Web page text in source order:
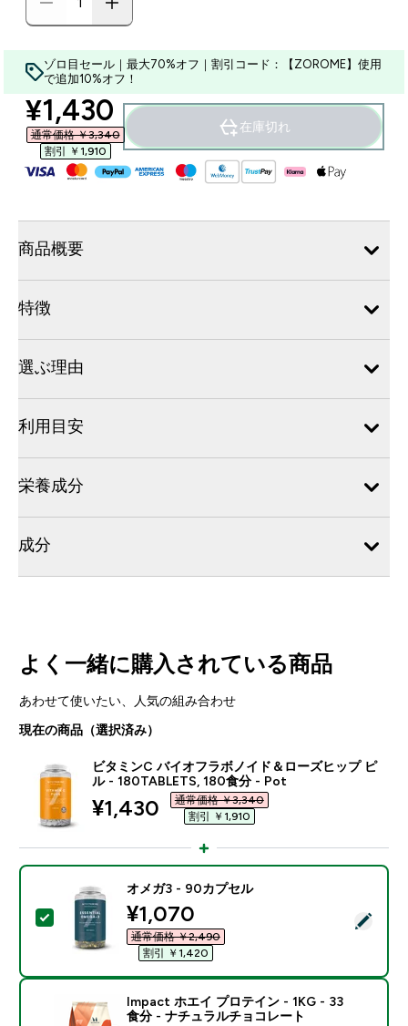
ゾロ目セール｜最大70%オフ｜割引コード：【ZOROME】使用
で追加10%オフ！
discounted price
¥1,430‎
通常価格 ￥3,340‎
割引 ￥1,910‎
在庫切れ
商品概要
特徴
選ぶ理由
利用目安
栄養成分
成分
よく一緒に購入されている商品
あわせて使いたい、人気の組み合わせ
現在の商品（選択済み）
ビタミンC バイオフラボノイド＆ローズヒップ ピ
ル - 180TABLETS, 180食分 - Pot
discounted price
¥1,430‎
通常価格 ￥3,340‎
割引 ￥1,910‎
この商品を選択 - オメガ3 - 90カプセル
オメガ3 - 90カプセル
discounted price
¥1,070‎
通常価格 ￥2,490‎
割引 ￥1,420‎
Impact ホエイ プロテイン - 1KG - 33
食分 - ナチュラルチョコレート